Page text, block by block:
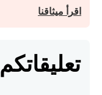
اقرأ ميثاقنا
تعليقاتكم